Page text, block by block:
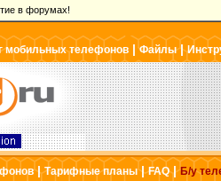
в форумах!
мобильных телефонов |Файлы|
|Тарифные планы|FAQ|Б/у